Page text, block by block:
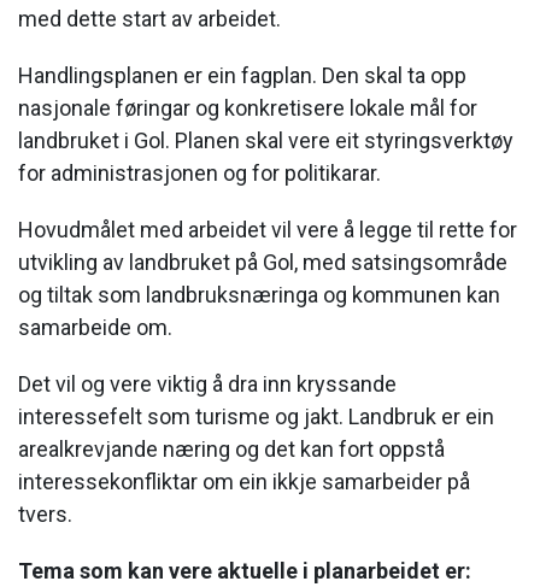
med dette start av arbeidet.
Handlingsplanen er ein fagplan. Den skal ta opp
nasjonale føringar og konkretisere lokale mål for
landbruket i Gol. Planen skal vere eit styringsverktøy
for administrasjonen og for politikarar.
Hovudmålet med arbeidet vil vere å legge til rette for
utvikling av landbruket på Gol, med satsingsområde
og tiltak som landbruksnæringa og kommunen kan
samarbeide om.
Det vil og vere viktig å dra inn kryssande
interessefelt som turisme og jakt. Landbruk er ein
arealkrevjande næring og det kan fort oppstå
interessekonfliktar om ein ikkje samarbeider på
tvers.
Tema som kan vere aktuelle i planarbeidet er: